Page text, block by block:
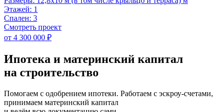
Этажей: 1
Спален: 3
Смотреть проект
от 4 300 000 ₽
Ипотека и материнский капитал
на строительство
Помогаем с одобрением ипотеки. Работаем с эскроу-счетами,
принимаем материнский капитал